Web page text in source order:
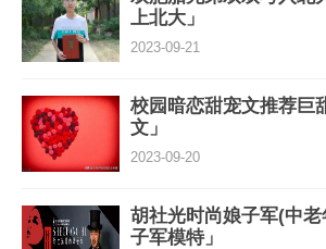
上北大」
2023-09-21
校园暗恋甜宠文推荐巨
文」
2023-09-20
胡社光时尚娘子军(中
子军模特」